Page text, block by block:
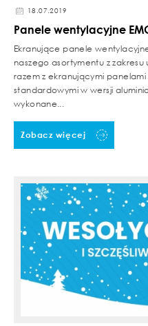
18.07.2019
Panele wentylacyjne
Ekranujące panele
naszego asortymentu z
razem z ekranującymi
standardowymi w wersji
wykonane...
Zobacz więcej